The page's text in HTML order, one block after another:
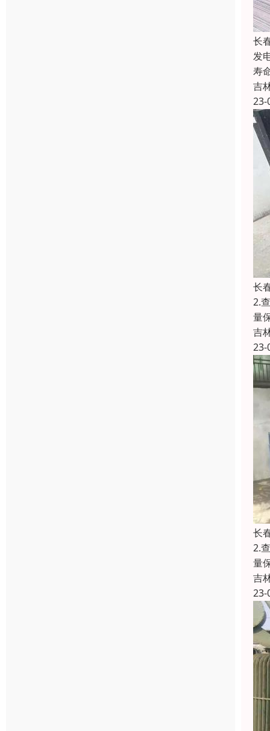
长
发
寿
吉
23-
长
2.
量
吉
23-
长
2.
量
吉
23-